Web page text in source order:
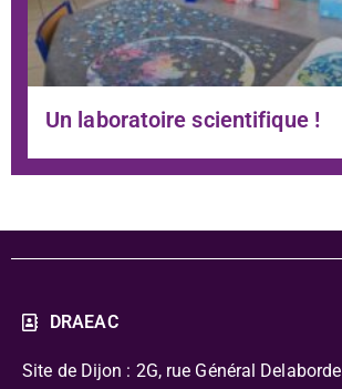
Un laboratoire scientifique !
DRAEAC
Site de Dijon : 2G, rue Général Delaborde